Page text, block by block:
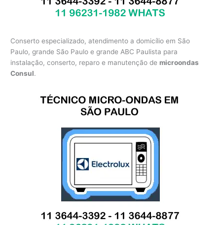
Conserto especializado, atendimento a domicílio em São
Paulo, grande São Paulo e grande ABC Paulista para
instalação, conserto, reparo e manutenção de microondas
Consul.